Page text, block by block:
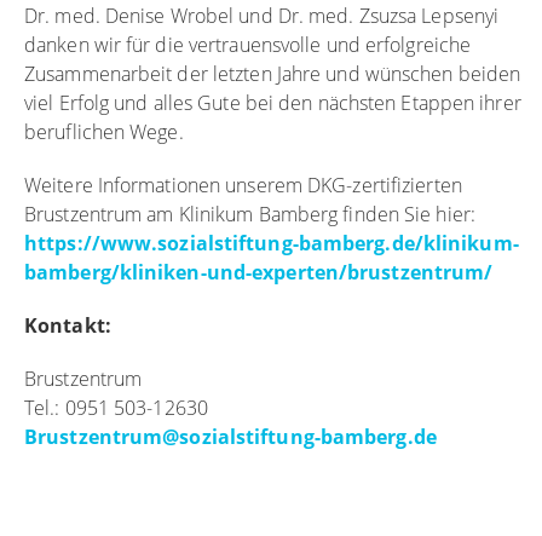
Dr. med. Denise Wrobel und Dr. med. Zsuzsa Lepsenyi
danken wir für die vertrauensvolle und erfolgreiche
Zusammenarbeit der letzten Jahre und wünschen beiden
viel Erfolg und alles Gute bei den nächsten Etappen ihrer
beruflichen Wege.
Weitere Informationen unserem DKG-zertifizierten
Brustzentrum am Klinikum Bamberg finden Sie hier:
https://www.sozialstiftung-bamberg.de/klinikum-
bamberg/kliniken-und-experten/brustzentrum/
Kontakt:
Brustzentrum
Tel.: 0951 503-12630
Brustzentrum@sozialstiftung-bamberg.de